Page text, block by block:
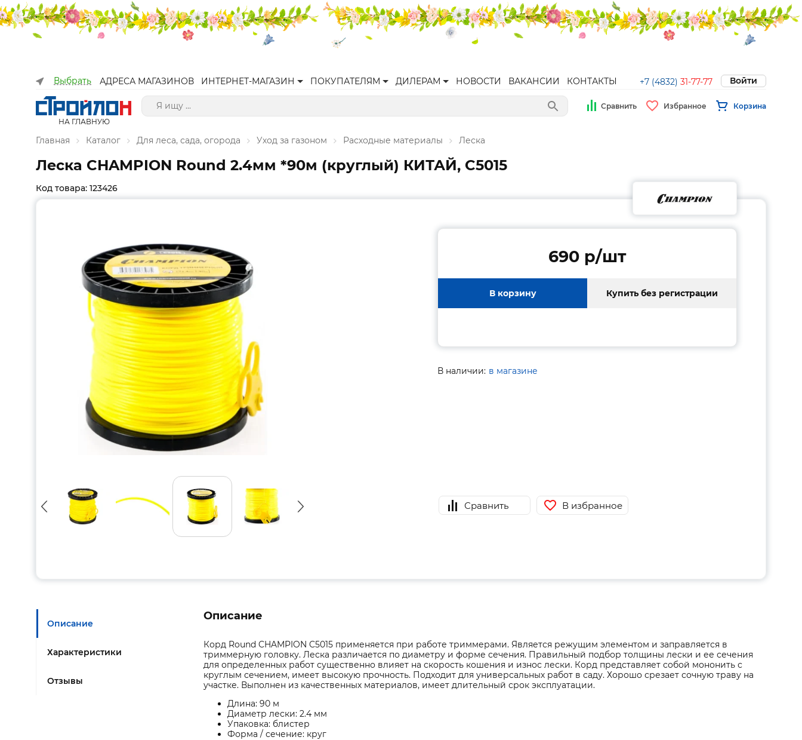
Выбрать АДРЕСА МАГАЗИНОВ ИНТЕРНЕТ-МАГАЗИН ПОКУПАТЕЛЯМ ДИЛЕРАМ НОВОСТИ ВАКАНСИИ КОНТАКТЫ +7 (4832) 31-77-77 Войти
НА ГЛАВНУЮ
Сравнить Избранное Корзина
Главная Каталог Для леса, сада, огорода Уход за газоном Расходные материалы Леска
Леска CHAMPION Round 2.4мм *90м (круглый) КИТАЙ, C5015
Код товара: 123426
690 p/шт
В корзину Купить без регистрации
В наличии: в магазине
Сравнить В избранное
Описание
Характеристики
Отзывы
Описание
Корд Round CHAMPION C5015 применяется при работе триммерами. Является режущим элементом и заправляется в
триммерную головку. Леска различается по диаметру и форме сечения. Правильный подбор толщины лески и ее сечения
для определенных работ существенно влияет на скорость кошения и износ лески. Корд представляет собой мононить с
круглым сечением, имеет высокую прочность. Подходит для универсальных работ в саду. Хорошо срезает сочную траву на
участке. Выполнен из качественных материалов, имеет длительный срок эксплуатации.
Длина: 90 м
Диаметр лески: 2.4 мм
Упаковка: блистер
Форма / сечение: круг